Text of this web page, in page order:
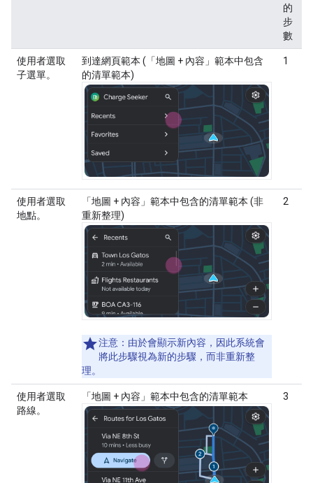
的
步
數
使用者選取
子選單。
到達網頁範本 (「地圖 + 內容」範本中包含
的清單範本)
1
使用者選取
地點。
「地圖 + 內容」範本中包含的清單範本 (非
重新整理)
注意： 由於會顯示新內容，因此系統會
將此步驟視為新的步驟，而非重新整
理。
2
使用者選取
路線。
「地圖 + 內容」範本中包含的清單範本 3